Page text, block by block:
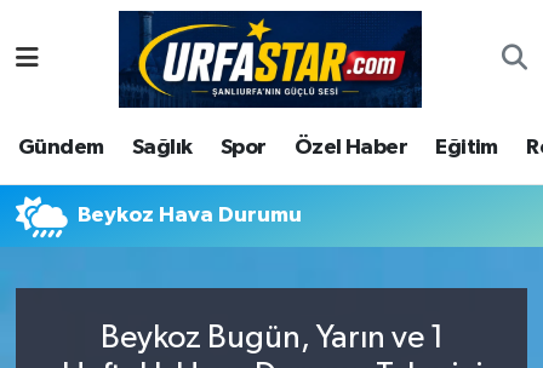
Gündem Sağlık Spor Özel Haber Eğitim
Beykoz Hava Durumu
Beykoz Bugün, Yarın ve 1
ASAYİS
ÇEVRE
DUNYA
Ekonomi
Şanlıurfa Nöbetçi Eczaneler
Şanlıurfa Hava Durumu
Şanlıurfa Namaz Vakitleri
Süper Lig Puan Durumu ve Fikstür